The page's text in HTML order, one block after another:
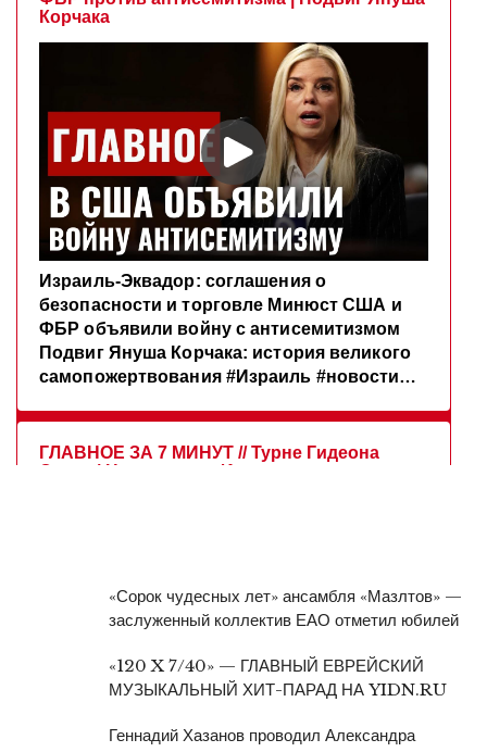
«Сорок чудесных лет» ансамбля «Мазлтов» —
заслуженный коллектив ЕАО отметил юбилей
«120 X 7/40» — ГЛАВНЫЙ ЕВРЕЙСКИЙ
МУЗЫКАЛЬНЫЙ ХИТ-ПАРАД НА YIDN.RU
Геннадий Хазанов проводил Александра